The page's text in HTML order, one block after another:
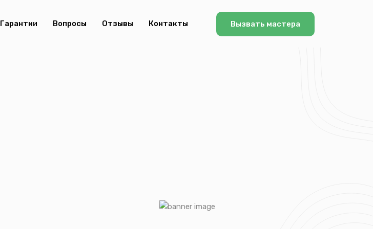
Гарантии Вопросы Отзывы Контакты Вызвать мастера